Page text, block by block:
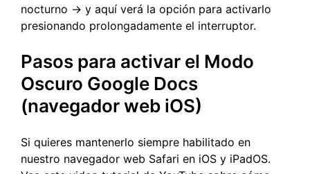
nocturno -> y aquí verá la opción para activarlo
presionando prolongadamente el interruptor.
Pasos para activar el Modo
Oscuro Google Docs
(navegador web iOS)
Si quieres mantenerlo siempre habilitado en
nuestro navegador web Safari en iOS y iPadOS.